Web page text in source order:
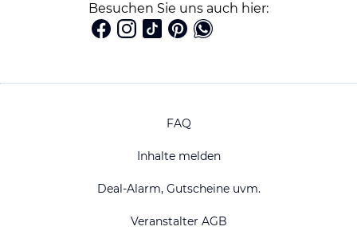
Besuchen Sie uns auch hier:
FAQ
Inhalte melden
Deal-Alarm, Gutscheine uvm.
Veranstalter AGB